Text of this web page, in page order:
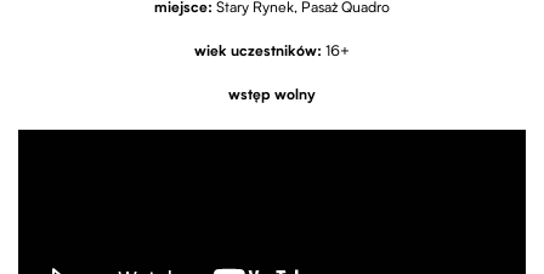
miejsce: Stary Rynek, Pasaż Quadro
wiek uczestników: 16+
wstęp wolny